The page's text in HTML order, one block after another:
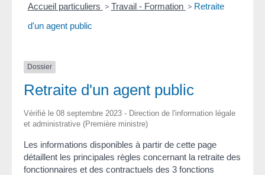
Accueil particuliers > Travail - Formation > Retraite
d'un agent public
Dossier
Retraite d'un agent public
Vérifié le 08 septembre 2023 - Direction de l'information légale
et administrative (Première ministre)
Les informations disponibles à partir de cette page
détaillent les principales règles concernant la retraite des
fonctionnaires et des contractuels des 3 fonctions